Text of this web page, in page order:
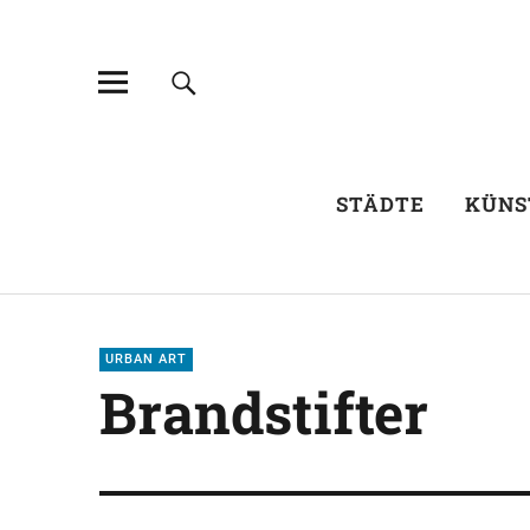
STÄDTE
URBAN ART
Brandstifter